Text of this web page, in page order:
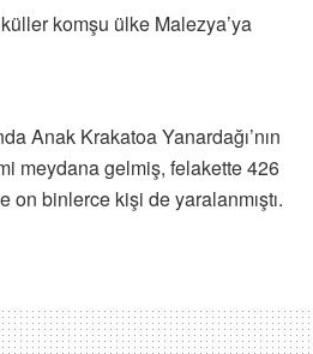
komşu ülke Malezya’ya
Anak Krakatoa Yanardağı’nın
meydana gelmiş, felakette 426
on binlerce kişi de yaralanmıştı.